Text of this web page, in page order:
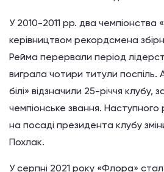
У 2010-2011 рр. два чемпіонства
керівництвом рекордсмена
Рейма перервали період
виграла чотири титули поспіль.
білі» відзначили 25-річчя
чемпіонське звання.
на посаді президента клубу
Похлак.
У серпні 2021 року «Флора»